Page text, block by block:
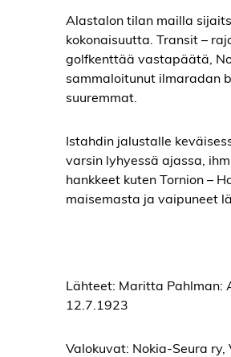
Alastalon tilan mailla
kokonaisuutta. Transit –
golfkenttää vastapäätä,
sammaloitunut ilmaradan
suuremmat.
Istahdin jalustalle
varsin lyhyessä ajassa,
hankkeet kuten Tornion –
maisemasta ja vaipuneet
Lähteet: Maritta Pahlman:
12.7.1923
Valokuvat: Nokia-Seura